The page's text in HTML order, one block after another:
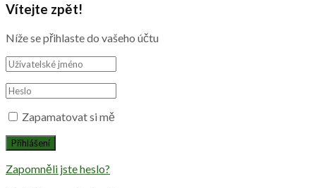
Vítejte zpět!
Níže se přihlaste do vašeho účtu
Zapamatovat si mě
Zapomněli jste heslo?